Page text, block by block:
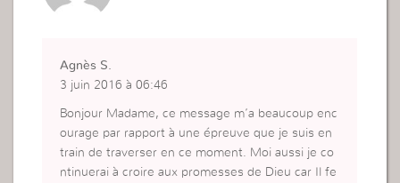
Agnès S.
3 juin 2016 à 06:46
Bonjour Madame, ce message m’a beaucoup enc
ourage par rapport à une épreuve que je suis en
train de traverser en ce moment. Moi aussi je co
ntinuerai à croire aux promesses de Dieu car Il fe